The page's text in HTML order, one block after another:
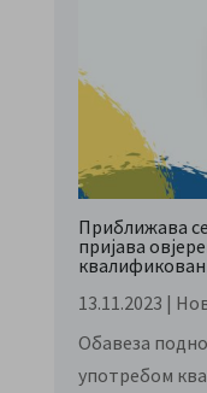
Приближава
пријава
13.11.2023 |
Обавеза
употребом